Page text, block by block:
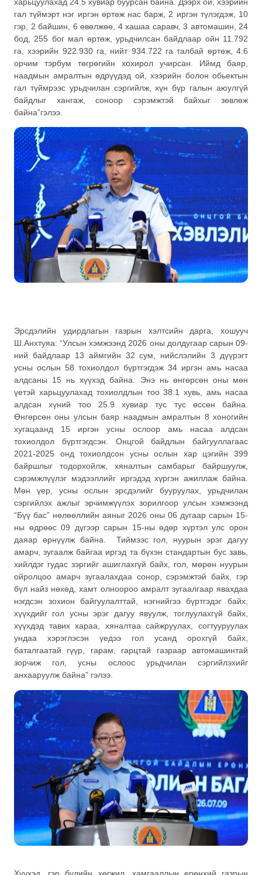
гал түймэрт нэг иргэн өртөж нас барж, 2 иргэн түлэгдэж, 10
гэр, 2 байшин, 6 өвөлжөө, 4 хашаа саравч, 3 автомашин, 24
бод, 255 бог мал өртөж, урьдчилсан байдлаар ойн 11.792
га, хээрийн 922.930 га, нийт 934.722 га талбай өртөж, 4.6
орчим тэрбум төгрөгийн хохирол учирсан. Иймд баяр,
наадмын амралтын өдрүүдэд ой, хээрийн болон обьектын
гал түймрээс урьдчилан сэргийлж, хүн бүр галын аюулгүй
байдлыг хангаж, соноор сэрэмжтэй байхыг зөвлөж
байна”гэлээ.
Эрсдэлийн удирдлагын газрын хэлтсийн дарга, хошууч
Ш.Анхтуяа: “Улсын хэмжээнд 2026 оны долдугаар сарын 09-
ний байдлаар 13 аймгийн 32 сум, нийслэлийн 3 дүүрэгт
усны ослын 58 тохиолдол бүртгэгдэж 34 иргэн амь насаа
алдсаны 15 нь хүүхэд байна. Энэ нь өнгөрсөн оны мөн
үетэй харьцуулахад тохиолдлын тоо 38.1 хувь, амь насаа
алдсан хүний тоо 25.9 хувиар тус тус өссөн байна.
Өнгөрсөн оны улсын баяр наадмын амралтын 8 хоногийн
хугацаанд 15 иргэн усны ослоор амь насаа алдсан
тохиолдол бүртгэгдсэн. Онцгой байдлын байгууллагаас
2021-2025 онд тохиолдсон усны ослын хар цэгийн 399
байршлыг тодорхойлж, хяналтын самбарыг байршуулж,
сэрэмжлүүлэг мэдээллийг иргэдэд хүргэн ажиллаж байна.
Мөн үер, усны ослын эрсдэлийг бууруулах, урьдчилан
сэргийлэх ажлыг эрчимжүүлэх зорилгоор улсын хэмжээнд
“Бүү бас” нөлөөллийн аяныг 2026 оны 06 дугаар сарын 15-
ны өдрөөс 09 дүгээр сарын 15-ны өдөр хүртэл улс орон
даяар өрнүүлж байна. Тиймээс гол, нуурын эрэг дагуу
амарч, зугаалж байгаа иргэд та бүхэн стандартын бус завь,
хийлдэг гудас зэргийг ашиглахгүй байх, гол, мөрөн нуурын
ойролцоо амарч зугаалахдаа сонор, сэрэмжтэй байх, гэр
бүл найз нөхөд, хамт олноороо амралт зугаалгаар явахдаа
нэгдсэн зохион байгуулалттай, нэгнийгээ бүртгэдэг байх,
хүүхдийг гол усны эрэг дагуу явуулж, тоглуулахгүй байх,
хүүхдэд тавих хараа, хяналтаа сайжруулах, согтууруулах
ундаа хэрэглэсэн үедээ гол усанд орохгүй байх,
баталгаатай гүүр, гарам, гарцтай газраар автомашинтай
зорчиж гол, усны ослоос урьдчилан сэргийлэхийг
анхааруулж байна” гэлээ.
Хүүхэд, гэр бүлийн хөгжил, хамгааллын ерөнхий газрын